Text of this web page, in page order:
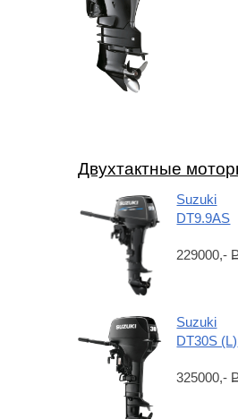
Двухтактные
Suzuki
DT9.9AS
229000,-
Suzuki
DT30S (L)
325000,-